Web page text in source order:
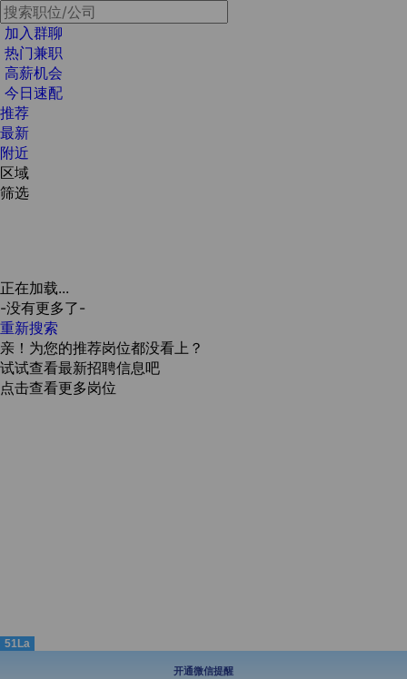
加入群聊
热门兼职
高薪机会
今日速配
推荐
最新
附近
区域
筛选
正在加载...
-没有更多了-
重新搜索
亲！为您的推荐岗位都没看上？
试试查看最新招聘信息吧
点击查看更多岗位
51La
开通微信提醒